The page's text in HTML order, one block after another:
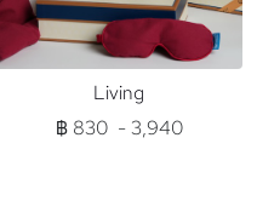
Living
฿ 830 - 3,940